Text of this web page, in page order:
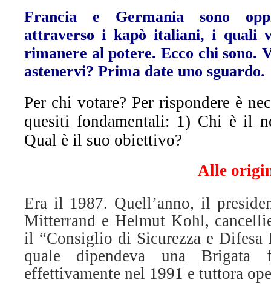
Francia e Germania sono
attraverso i kapò italiani, i quali
rimanere al potere. Ecco chi sono.
astenervi? Prima date uno sguardo.
Per chi votare? Per rispondere è
quesiti fondamentali: 1) Chi è il
Qual è il suo obiettivo?
Alle
Era il 1987. Quell’anno, il
Mitterrand e Helmut Kohl,
il “Consiglio di Sicurezza e Difesa
quale dipendeva una Brigata
effettivamente nel 1991 e tuttora